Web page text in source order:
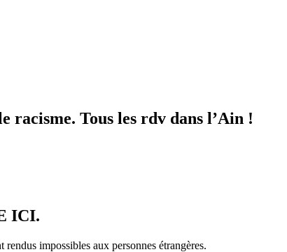
racisme. Tous les rdv dans l’Ain !
ICI.
impossibles aux personnes étrangères.